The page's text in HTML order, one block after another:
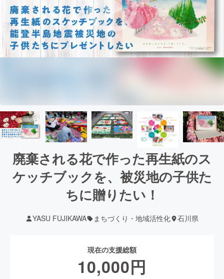
廃棄される花で作った再生紙のス
ケッチブックを、被災地の子供た
ちに贈りたい！
YASU FUJIKAWA まちづくり・地域活性化 石川県
現在の支援総額
10,000円